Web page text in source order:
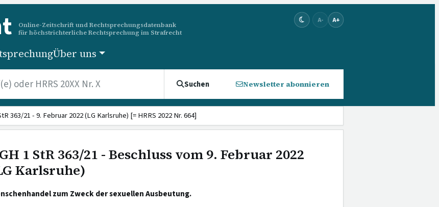
Online-Zeitschrift und Rechtsprechungsdatenbank
für höchstrichterliche Rechtsprechung im Strafrecht
A- A+
Über uns
Suchen Newsletter abonnieren
363/21 - 9. Februar 2022 (LG Karlsruhe) [= HRRS 2022 Nr. 664]
1 StR 363/21 - Beschluss vom 9. Februar 2022
Karlsruhe)
zum Zweck der sexuellen Ausbeutung.